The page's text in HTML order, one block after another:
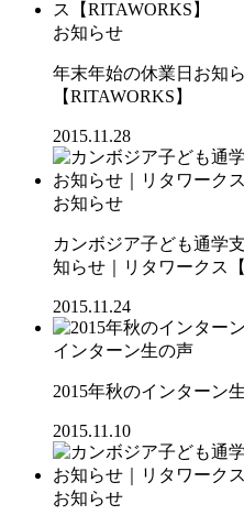
お知らせ
年末年始の休業日お知
【RITAWORKS】
2015.11.28
お知らせ
カンボジア子ども通学
知らせ｜リタワークス
2015.11.24
インターン生の声
2015年秋のインターン
2015.11.10
お知らせ